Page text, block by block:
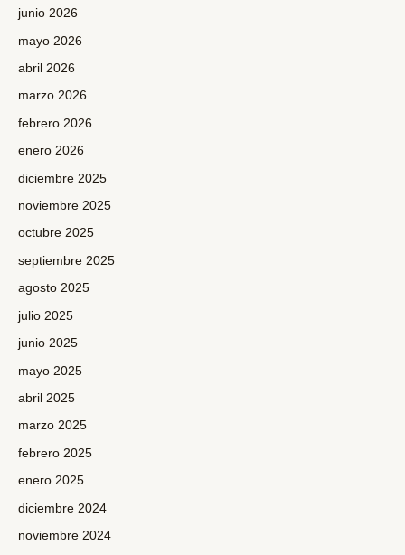
junio 2026
mayo 2026
abril 2026
marzo 2026
febrero 2026
enero 2026
diciembre 2025
noviembre 2025
octubre 2025
septiembre 2025
agosto 2025
julio 2025
junio 2025
mayo 2025
abril 2025
marzo 2025
febrero 2025
enero 2025
diciembre 2024
noviembre 2024